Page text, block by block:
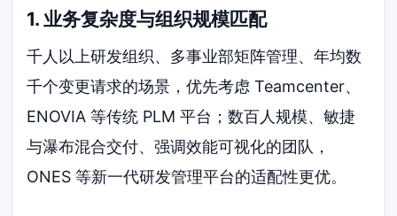
1. 业务复杂度与组织规模匹配
千人以上研发组织、多事业部矩阵管理、年均数
千个变更请求的场景，优先考虑 Teamcenter、
ENOVIA 等传统 PLM 平台；数百人规模、敏捷
与瀑布混合交付、强调效能可视化的团队，
ONES 等新一代研发管理平台的适配性更优。